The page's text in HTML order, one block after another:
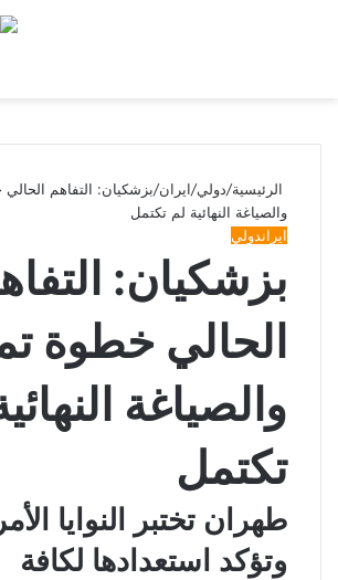
الرئيسية/دولي/ايران/بزشكيان: التفاهم
والصياغة النهائية لم تكتمل
ايراندولي
بزشكيان:
الحالي خطوة
والصياغة
تكتمل
طهران تختبر النوايا
وتؤكد استعدادها لكافة